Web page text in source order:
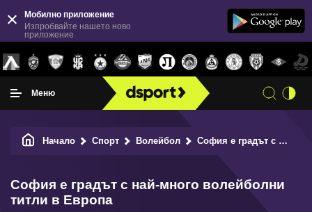
Мобилно приложение
Изпробвайте нашето ново
приложение
Меню
Начало Спорт Волейбол София е градът с най-много волейболни титли в Европа
София е градът с най-много волейболни
титли в Европа